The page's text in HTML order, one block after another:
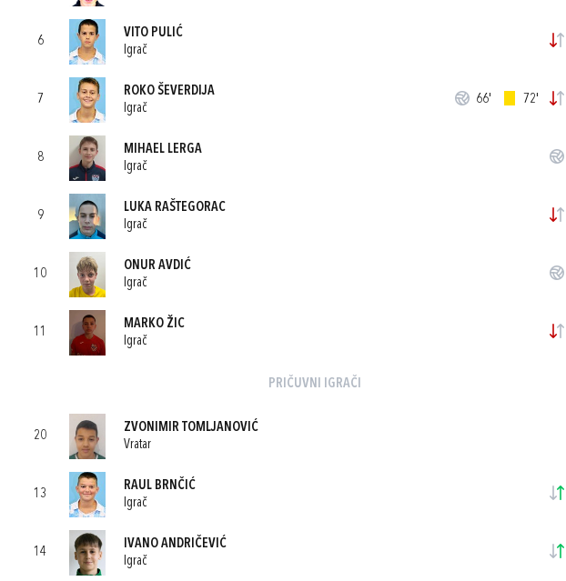
6
VITO PULIĆ
Igrač
7
ROKO ŠEVERDIJA
Igrač
66' 72'
8
MIHAEL LERGA
Igrač
9
LUKA RAŠTEGORAC
Igrač
10
ONUR AVDIĆ
Igrač
11
MARKO ŽIC
Igrač
PRIČUVNI IGRAČI
20
ZVONIMIR TOMLJANOVIĆ
Vratar
13
RAUL BRNČIĆ
Igrač
14
IVANO ANDRIČEVIĆ
Igrač